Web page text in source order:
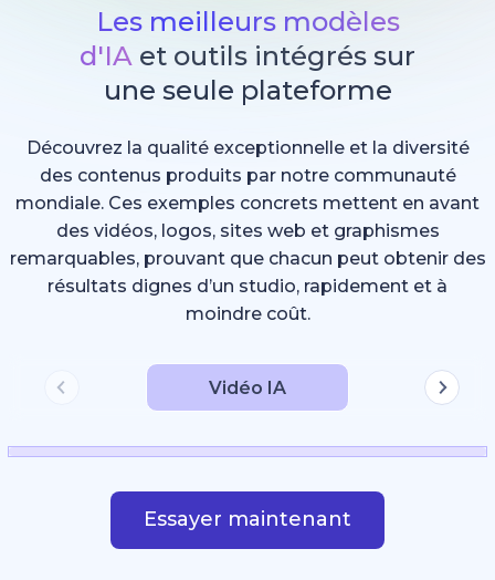
Les meilleurs modèles
d'IA et outils intégrés sur
une seule plateforme
Découvrez la qualité exceptionnelle et la diversité
des contenus produits par notre communauté
mondiale. Ces exemples concrets mettent en avant
des vidéos, logos, sites web et graphismes
remarquables, prouvant que chacun peut obtenir des
résultats dignes d’un studio, rapidement et à
moindre coût.
Vidéo IA
Essayer maintenant